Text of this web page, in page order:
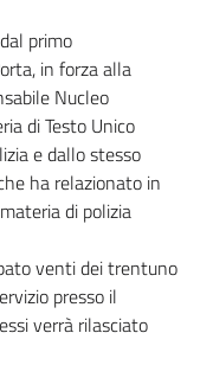
primo
in forza alla
Nucleo
di Testo Unico
e dallo stesso
ha relazionato in
di polizia
venti dei trentuno
presso il
verrà rilasciato